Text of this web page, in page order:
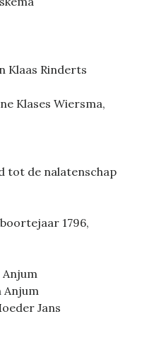
Klaas Rinderts
Klases Wiersma,
tot de nalatenschap
1796,
Anjum
Anjum
Jans